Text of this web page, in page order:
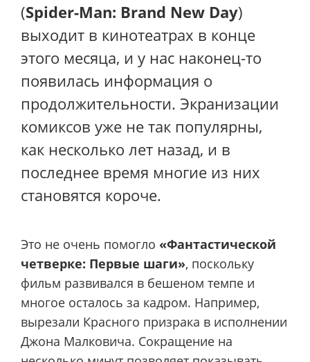
(Spider-Man: Brand New Day)
выходит в кинотеатрах в конце
этого месяца, и у нас наконец-то
появилась информация о
продолжительности. Экранизации
комиксов уже не так популярны,
как несколько лет назад, и в
последнее время многие из них
становятся короче.
Это не очень помогло «Фантастической
четверке: Первые шаги», поскольку
фильм развивался в бешеном темпе и
многое осталось за кадром. Например,
вырезали Красного призрака в исполнении
Джона Малковича. Сокращение на